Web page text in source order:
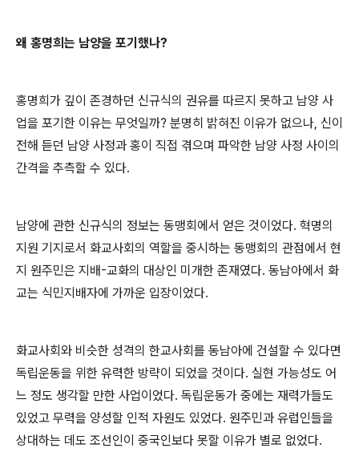
왜 홍명희는 남양을 포기했나?
홍명희가 깊이 존경하던 신규식의 권유를 따르지 못하고 남양 사
업을 포기한 이유는 무엇일까? 분명히 밝혀진 이유가 없으나, 신이
전해 듣던 남양 사정과 홍이 직접 겪으며 파악한 남양 사정 사이의
간격을 추측할 수 있다.
남양에 관한 신규식의 정보는 동맹회에서 얻은 것이었다. 혁명의
지원 기지로서 화교사회의 역할을 중시하는 동맹회의 관점에서 현
지 원주민은 지배-교화의 대상인 미개한 존재였다. 동남아에서 화
교는 식민지배자에 가까운 입장이었다.
화교사회와 비슷한 성격의 한교사회를 동남아에 건설할 수 있다면
독립운동을 위한 유력한 방략이 되었을 것이다. 실현 가능성도 어
느 정도 생각할 만한 사업이었다. 독립운동가 중에는 재력가들도
있었고 무력을 양성할 인적 자원도 있었다. 원주민과 유럽인들을
상대하는 데도 조선인이 중국인보다 못할 이유가 별로 없었다.